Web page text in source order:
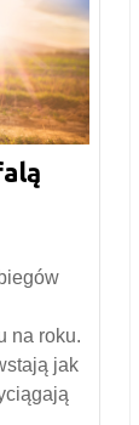
na roku.
jak